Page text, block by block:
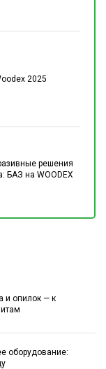
2025
решения
БАЗ на WOODEX
и опилок — к
оборудование: